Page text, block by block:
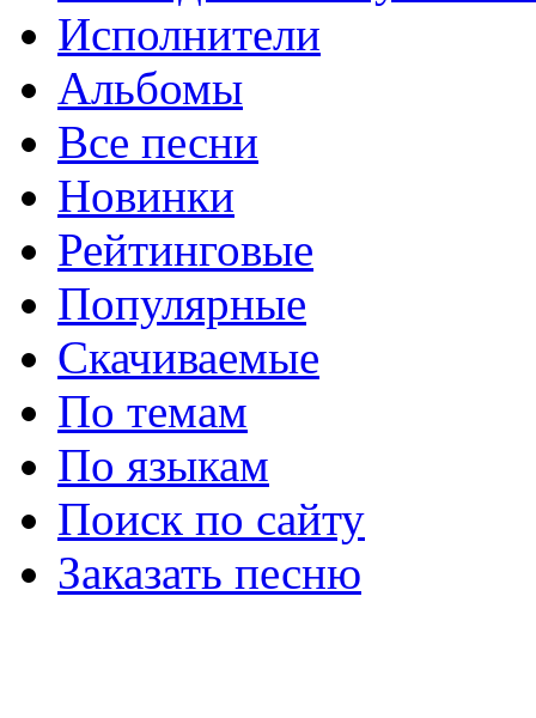
Исполнители
Альбомы
Все песни
Новинки
Рейтинговые
Популярные
Скачиваемые
По темам
По языкам
Поиск по сайту
Заказать песню